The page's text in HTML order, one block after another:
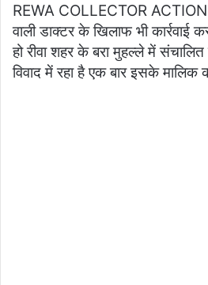
REWA COLLECTOR
वाली डाक्टर के खिलाफ भी कार्रवाई
हो रीवा शहर के बरा मुहल्ले में
विवाद में रहा है एक बार इसके मालिक